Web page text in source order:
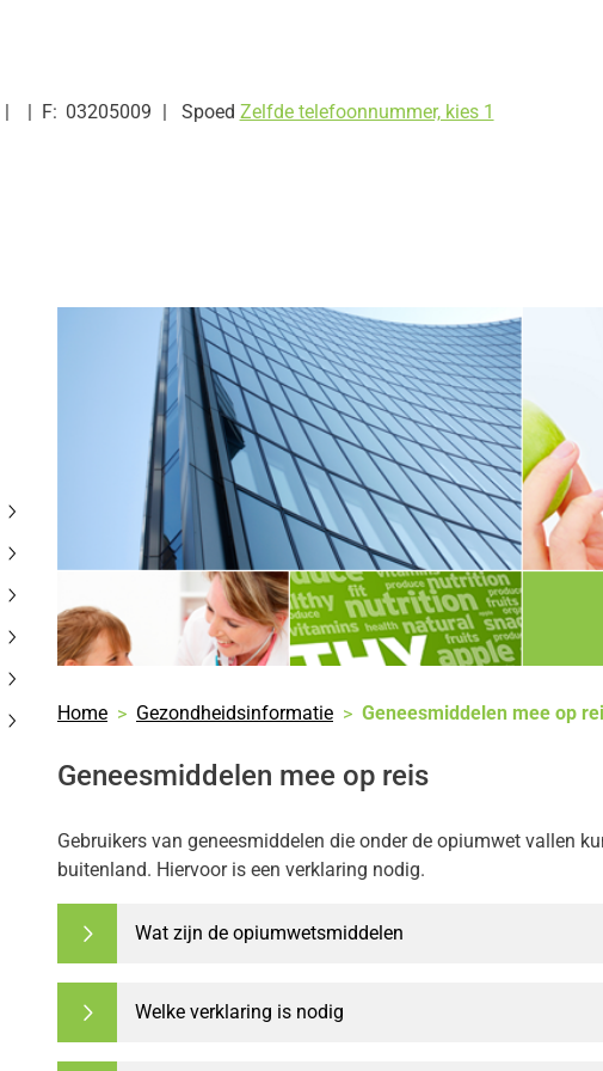
03205009 Spoed Zelfde telefoonnummer, kies 1
Gezondheidscentrum
submenu
Huisartsen
submenu
zorgverleners
submenu
Formulieren
submenu
Vacatures
submenu
submenu
Home Gezondheidsinformatie Geneesmiddelen mee op
Geneesmiddelen mee op reis
Gebruikers van geneesmiddelen die onder de opiumwet vallen
buitenland. Hiervoor is een verklaring nodig.
Wat zijn de opiumwetsmiddelen
Welke verklaring is nodig